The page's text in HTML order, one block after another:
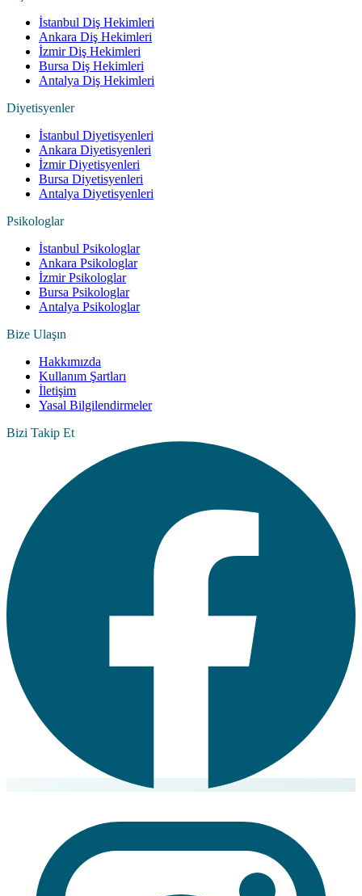
İstanbul Diş Hekimleri
Ankara Diş Hekimleri
İzmir Diş Hekimleri
Bursa Diş Hekimleri
Antalya Diş Hekimleri
Diyetisyenler
İstanbul Diyetisyenleri
Ankara Diyetisyenleri
İzmir Diyetisyenleri
Bursa Diyetisyenleri
Antalya Diyetisyenleri
Psikologlar
İstanbul Psikologlar
Ankara Psikologlar
İzmir Psikologlar
Bursa Psikologlar
Antalya Psikologlar
Bize Ulaşın
Hakkımızda
Kullanım Şartları
İletişim
Yasal Bilgilendirmeler
Bizi Takip Et